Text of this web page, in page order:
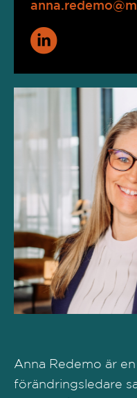
Anna Redemo är
förändringsledare